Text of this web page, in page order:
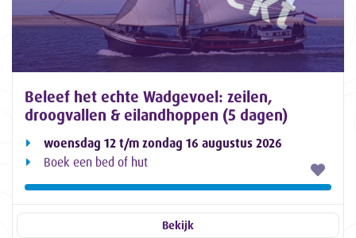
Beleef het echte Wadgevoel: zeilen,
droogvallen & eilandhoppen (5 dagen)
woensdag 12 t/m zondag 16 augustus 2026
Boek een bed of hut
Bekijk